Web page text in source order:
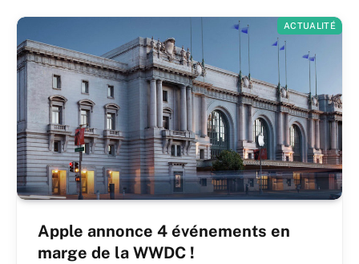
ACTUALITÉ
Apple annonce 4 événements en
marge de la WWDC !